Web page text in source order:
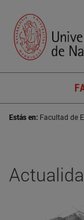
Estás en: Facultad de